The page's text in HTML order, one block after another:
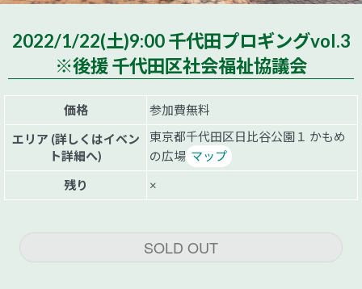
2022/1/22(土)9:00 千代田プロギングvol.3
※後援 千代田区社会福祉協議会
価格
参加費無料
エリア (詳しくはイベン
ト詳細へ)
東京都千代田区日比谷公園１ かもめ
の広場 マップ
残り
×
SOLD OUT